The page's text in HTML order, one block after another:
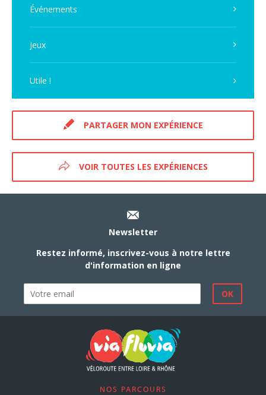
Événements
Jeux
Utile !
PARTAGER MON EXPÉRIENCE
VOIR TOUTES LES EXPÉRIENCES
Newsletter
Restez informé, inscrivez-vous à notre lettre
d'information en ligne
NOS PARCOURS